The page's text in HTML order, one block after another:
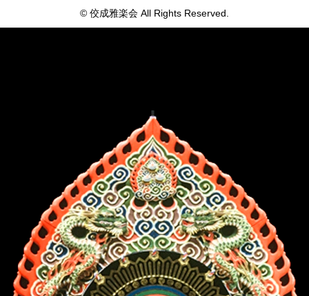
© 佼成雅楽会 All Rights Reserved.